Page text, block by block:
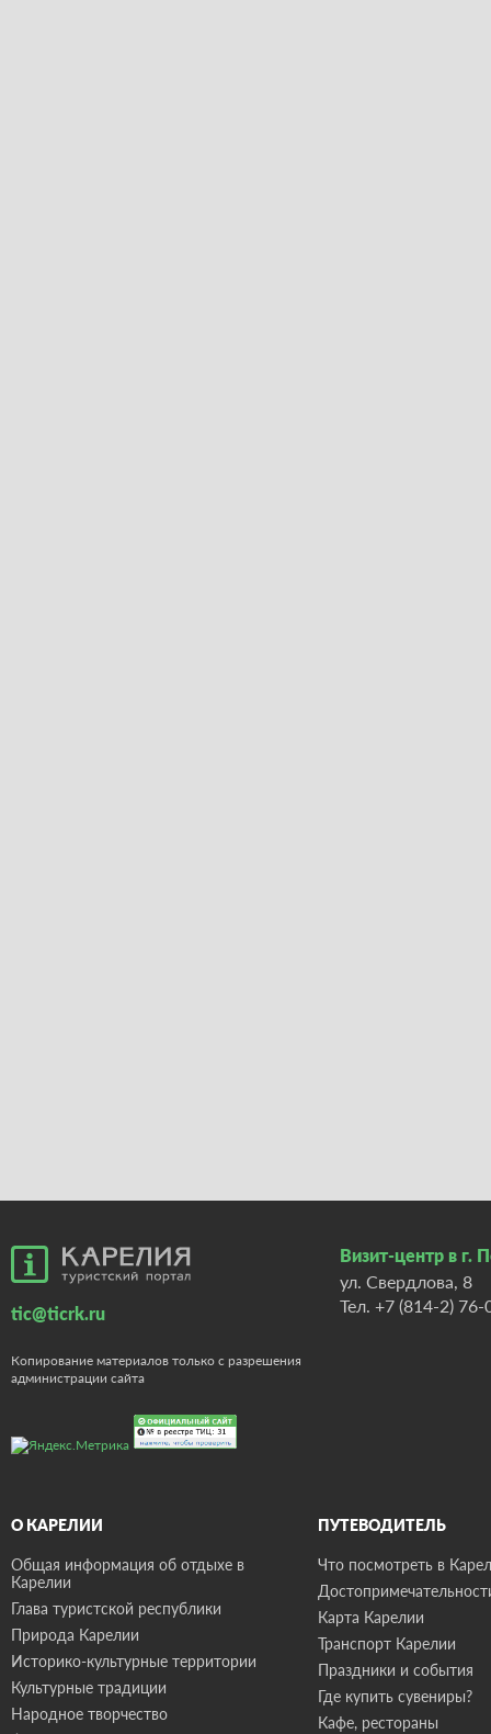
tic@ticrk.ru
Копирование материалов только с разрешения
администрации сайта
Визит-центр в г.
ул. Свердлова, 8
Тел. +7 (814-2) 76-
О КАРЕЛИИ
Общая информация об отдыхе в
Карелии
Глава туристской республики
Природа Карелии
Историко-культурные территории
Культурные традиции
Народное творчество
ПУТЕВОДИТЕЛЬ
Что посмотреть в
Карта Карелии
Транспорт Карелии
Праздники и события
Где купить сувениры?
Кафе, рестораны